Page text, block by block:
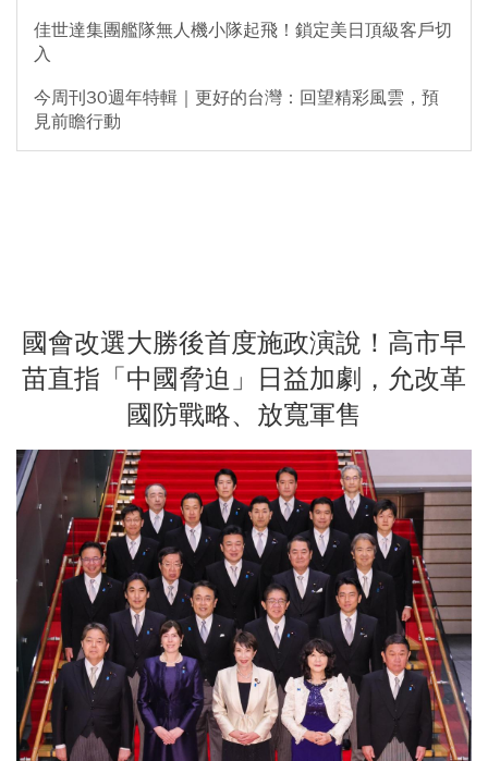
佳世達集團艦隊無人機小隊起飛！鎖定美日頂級客戶切
入
今周刊30週年特輯｜更好的台灣：回望精彩風雲，預
見前瞻行動
國會改選大勝後首度施政演說！高市早
苗直指「中國脅迫」日益加劇，允改革
國防戰略、放寬軍售